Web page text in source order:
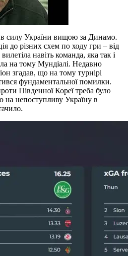
силу України вищою за Динамо.
до різних схем по ходу гри – від
навіть команда, яка так і
на тому Мундіалі. Недавно
згадав, що на тому турнірі
фундаментальної помилки.
Південної Кореї треба було
на непоступливу Україну в